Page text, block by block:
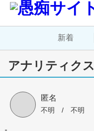
新着
アナリティクス
匿名
不明 / 不明